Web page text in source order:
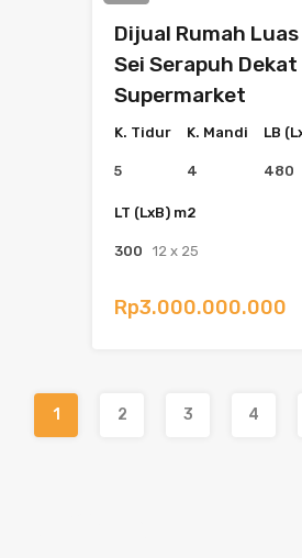
Dijual Rumah
Sei Serapuh Dekat
Supermarket
K. Tidur
5
K. Mandi
4
LB
480
LT (LxB) m2
300 12 x 25
Rp3.000.000.000
1 2 3 4